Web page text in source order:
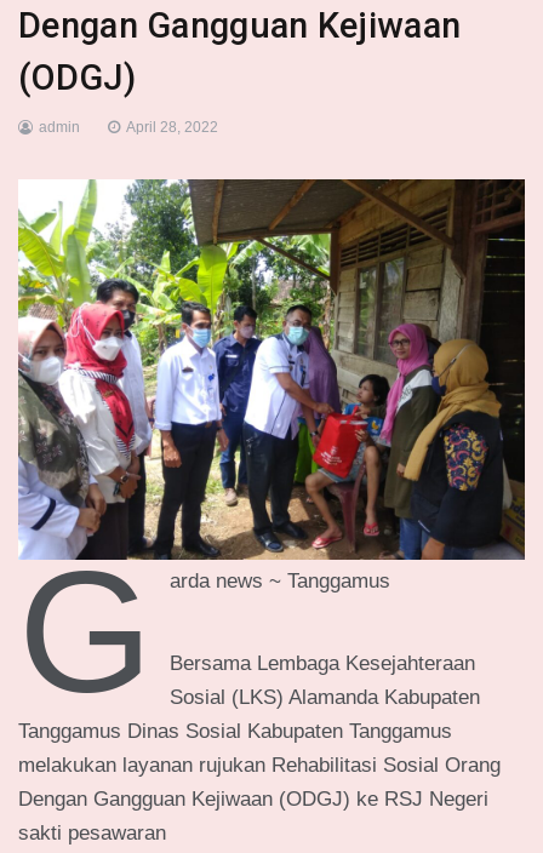
Dengan Gangguan Kejiwaan
(ODGJ)
admin April 28, 2022
G arda news ~ Tanggamus
Bersama Lembaga Kesejahteraan
Sosial (LKS) Alamanda Kabupaten
Tanggamus Dinas Sosial Kabupaten Tanggamus
melakukan layanan rujukan Rehabilitasi Sosial Orang
Dengan Gangguan Kejiwaan (ODGJ) ke RSJ Negeri
sakti pesawaran